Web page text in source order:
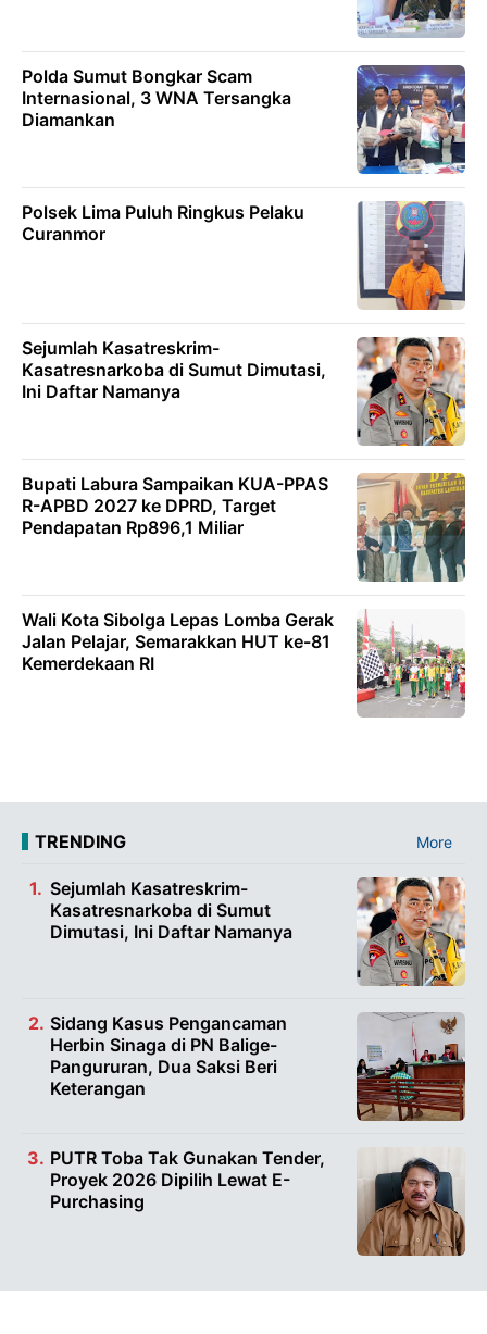
Polda Sumut Bongkar Scam
Internasional, 3 WNA Tersangka
Diamankan
Polsek Lima Puluh Ringkus Pelaku
Curanmor
Sejumlah Kasatreskrim-
Kasatresnarkoba di Sumut Dimutasi,
Ini Daftar Namanya
Bupati Labura Sampaikan KUA-PPAS
R-APBD 2027 ke DPRD, Target
Pendapatan Rp896,1 Miliar
Wali Kota Sibolga Lepas Lomba Gerak
Jalan Pelajar, Semarakkan HUT ke-81
Kemerdekaan RI
TRENDING More
Sejumlah Kasatreskrim-
Kasatresnarkoba di Sumut
Dimutasi, Ini Daftar Namanya
Sidang Kasus Pengancaman
Herbin Sinaga di PN Balige-
Pangururan, Dua Saksi Beri
Keterangan
PUTR Toba Tak Gunakan Tender,
Proyek 2026 Dipilih Lewat E-
Purchasing